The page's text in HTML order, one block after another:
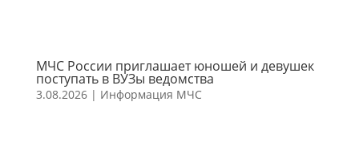
МЧС России приглашает юношей и девушек
поступать в ВУЗы ведомства
3.08.2026| Информация МЧС